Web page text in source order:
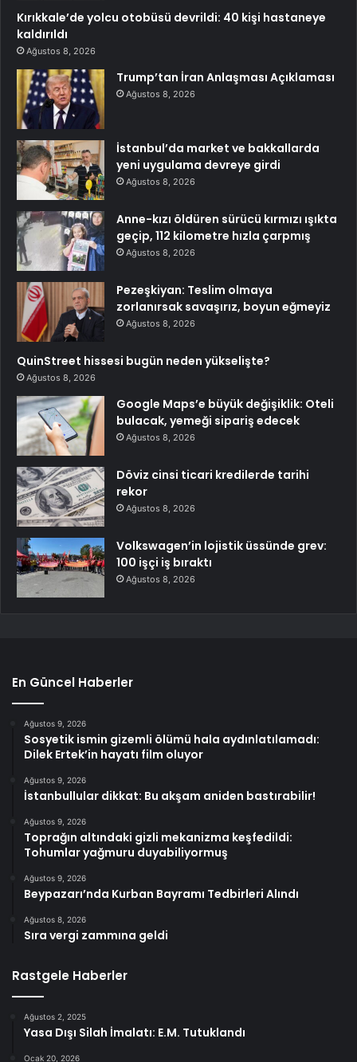
Kırıkkale’de yolcu otobüsü devrildi: 40 kişi hastaneye
kaldırıldı
Ağustos 8, 2026
Trump’tan İran Anlaşması Açıklaması
Ağustos 8, 2026
İstanbul’da market ve bakkallarda
yeni uygulama devreye girdi
Ağustos 8, 2026
Anne-kızı öldüren sürücü kırmızı ışıkta
geçip, 112 kilometre hızla çarpmış
Ağustos 8, 2026
Pezeşkiyan: Teslim olmaya
zorlanırsak savaşırız, boyun eğmeyiz
Ağustos 8, 2026
QuinStreet hissesi bugün neden yükselişte?
Ağustos 8, 2026
Google Maps’e büyük değişiklik: Oteli
bulacak, yemeği sipariş edecek
Ağustos 8, 2026
Döviz cinsi ticari kredilerde tarihi
rekor
Ağustos 8, 2026
Volkswagen’in lojistik üssünde grev:
100 işçi iş bıraktı
Ağustos 8, 2026
En Güncel Haberler
Ağustos 9, 2026
Sosyetik ismin gizemli ölümü hala aydınlatılamadı:
Dilek Ertek’in hayatı film oluyor
Ağustos 9, 2026
İstanbullular dikkat: Bu akşam aniden bastırabilir!
Ağustos 9, 2026
Toprağın altındaki gizli mekanizma keşfedildi:
Tohumlar yağmuru duyabiliyormuş
Ağustos 9, 2026
Beypazarı’nda Kurban Bayramı Tedbirleri Alındı
Ağustos 8, 2026
Sıra vergi zammına geldi
Rastgele Haberler
Ağustos 2, 2025
Yasa Dışı Silah İmalatı: E.M. Tutuklandı
Ocak 20, 2026